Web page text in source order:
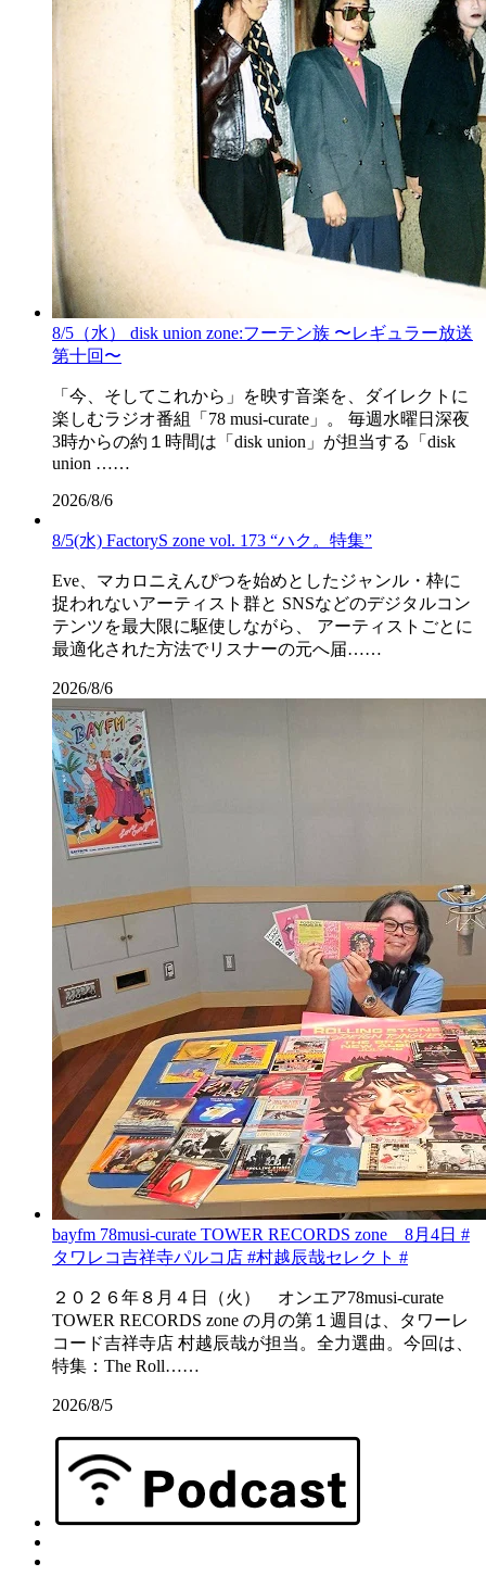
8/5（水） disk union zone:フーテン族 〜レギュラー放送
第十回〜
「今、そしてこれから」を映す音楽を、ダイレクトに
楽しむラジオ番組「78 musi-curate」。 毎週水曜日深夜
3時からの約１時間は「disk union」が担当する「disk
union ……
2026/8/6
8/5(水) FactoryS zone vol. 173 “ハク。特集”
Eve、マカロニえんぴつを始めとしたジャンル・枠に
捉われないアーティスト群と SNSなどのデジタルコン
テンツを最大限に駆使しながら、 アーティストごとに
最適化された方法でリスナーの元へ届……
2026/8/6
bayfm 78musi-curate TOWER RECORDS zone 8月4日 #
タワレコ吉祥寺パルコ店 #村越辰哉セレクト #
２０２６年８月４日（火） オンエア78musi-curate
TOWER RECORDS zone の月の第１週目は、タワーレ
コード吉祥寺店 村越辰哉が担当。全力選曲。今回は、
特集：The Roll……
2026/8/5